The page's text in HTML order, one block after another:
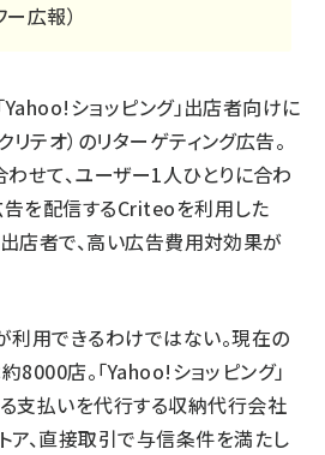
ー広報）
ショッピング」出店者向けに
テオ）のリターゲティング広告。
せて、ユーザー1人ひとりに合わ
を配信するCriteoを利用した
出店者で、高い広告費用対効果が
利用できるわけではない。現在の
8000店。「Yahoo!ショッピング」
支払いを代行する収納代行会社
ア、直接取引で与信条件を満たし